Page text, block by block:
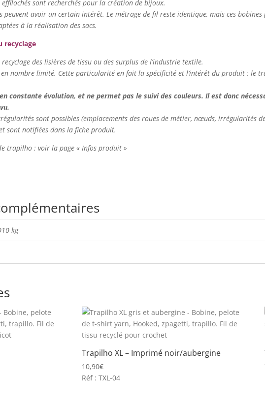
sont recherchés pour la création de bijoux.
peuvent avoir un certain intérêt. Le métrage de fil reste identique, mais ces
à la réalisation des sacs.
recyclage
des lisières de tissu ou des surplus de l’industrie textile.
en nombre limité. Cette particularité en fait la spécificité et l’intérêt du produit : le
constante évolution, et ne permet pas le suivi des couleurs. Il est donc
sont possibles (emplacements des roues de métier, nœuds, irrégularités
sont notifiées dans la fiche produit.
trapilho : voir la page « Infos produit »
kg
Trapilho XL – Imprimé noir/aubergine
10,90€
Réf : TXL-04